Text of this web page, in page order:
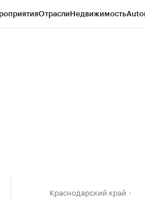
ОтраслиНедвижимость
Краснодарский край